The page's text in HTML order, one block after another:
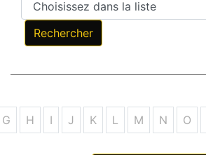
G H I J K L M N O